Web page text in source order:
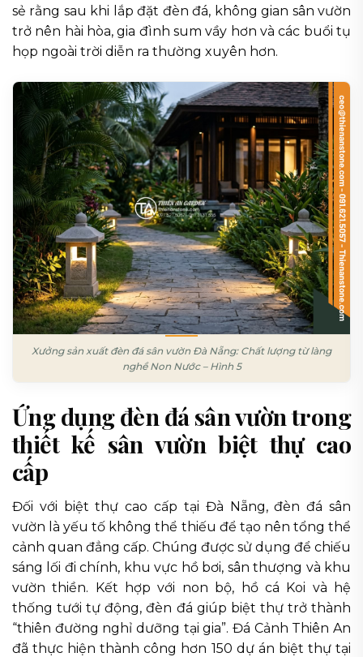
sẻ rằng sau khi lắp đặt đèn đá, không gian sân vườn
trở nên hài hòa, gia đình sum vầy hơn và các buổi tụ
họp ngoài trời diễn ra thường xuyên hơn.
Xưởng sản xuất đèn đá sân vườn Đà Nẵng: Chất lượng từ làng
nghề Non Nước – Hình 5
Ứng dụng đèn đá sân vườn trong
thiết kế sân vườn biệt thự cao
cấp
Đối với biệt thự cao cấp tại Đà Nẵng, đèn đá sân
vườn là yếu tố không thể thiếu để tạo nên tổng thể
cảnh quan đẳng cấp. Chúng được sử dụng để chiếu
sáng lối đi chính, khu vực hồ bơi, sân thượng và khu
vườn thiền. Kết hợp với non bộ, hồ cá Koi và hệ
thống tưới tự động, đèn đá giúp biệt thự trở thành
“thiên đường nghỉ dưỡng tại gia”. Đá Cảnh Thiên An
đã thực hiện thành công hơn 150 dự án biệt thự tại